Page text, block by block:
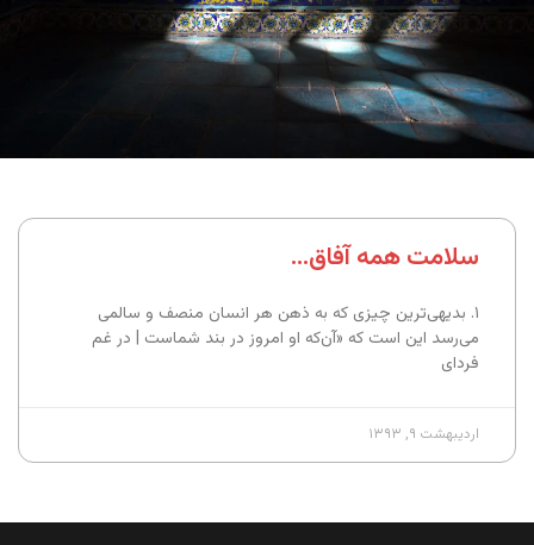
سلامت همه آفاق…
۱. بدیهی‌ترین چیزی که به ذهن هر انسان منصف و سالمی
می‌رسد این است که «آن‌که او امروز در بند شماست | در غم
فردای
اردیبهشت ۹, ۱۳۹۳